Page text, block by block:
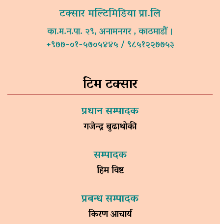
टक्सार मल्टिमिडिया प्रा.लि
का.म.न.पा. २९, अनामनगर , काठमाडौं ।
+९७७-०१-५७०५४४५ / ९८५१२२७७५३
टिम टक्सार
प्रधान सम्पादक
गजेन्द्र बुढाथोकी
सम्पादक
हिम विष्ट
प्रबन्ध सम्पादक
किरण आचार्य